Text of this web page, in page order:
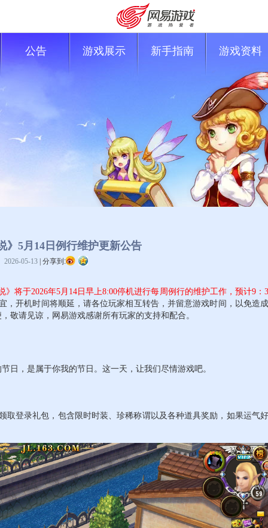
公告 游戏展示 新手指南 游戏资料
》5月14日例行维护更新公告
2026-05-13| 分享到:
》将于2026年5月14日早上8:00停机进行每周例行的维护工作，预计9：
，开机时间将顺延，请各位玩家相互转告，并留意游戏时间，以免造
敬请见谅，网易游戏感谢所有玩家的支持和配合。
日，是属于你我的节日。这一天，让我们尽情游戏吧。
取登录礼包，包含限时时装、珍稀称谓以及各种道具奖励，如果运气